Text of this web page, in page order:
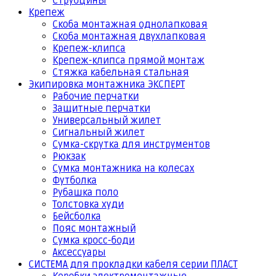
Крепеж
Скоба монтажная однолапковая
Скоба монтажная двухлапковая
Крепеж-клипса
Крепеж-клипса прямой монтаж
Стяжка кабельная стальная
Экипировка монтажника ЭКСПЕРТ
Рабочие перчатки
Защитные перчатки
Универсальный жилет
Сигнальный жилет
Сумка-скрутка для инструментов
Рюкзак
Сумка монтажника на колесах
Футболка
Рубашка поло
Толстовка худи
Бейсболка
Пояс монтажный
Сумка кросс-боди
Аксессуары
СИСТЕМА для прокладки кабеля серии ПЛАСТ